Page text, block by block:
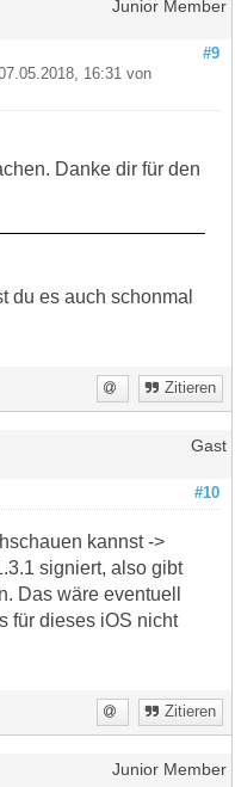
Junior Member
#9
16:31 von
Danke dir für den
du es auch schonmal
Zitieren
Gast
#10
kannst ->
signiert, also gibt
Das wäre eventuell
für dieses iOS nicht
Zitieren
Junior Member